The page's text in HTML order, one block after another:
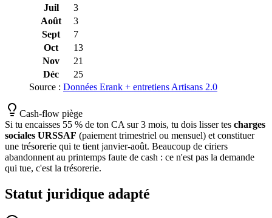
Juil
3
Août
3
Sept
7
Oct
13
Nov
21
Déc
25
Source : Données Erank + entretiens Artisans 2.0
Cash-flow piège
Si tu encaisses 55 % de ton CA sur 3 mois, tu dois lisser tes charges
sociales URSSAF (paiement trimestriel ou mensuel) et constituer
une trésorerie qui te tient janvier-août. Beaucoup de ciriers
abandonnent au printemps faute de cash : ce n'est pas la demande
qui tue, c'est la trésorerie.
Statut juridique adapté